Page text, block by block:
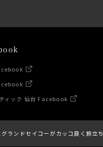
ィック 仙台 Facebook
グランドセイコーがカッコ良く旅立